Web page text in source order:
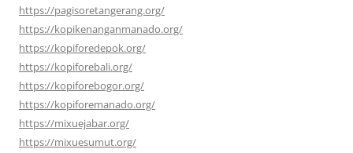
https://pagisoretangerang.org/
https://kopikenanganmanado.org/
https://kopiforedepok.org/
https://kopiforebali.org/
https://kopiforebogor.org/
https://kopiforemanado.org/
https://mixuejabar.org/
https://mixuesumut.org/